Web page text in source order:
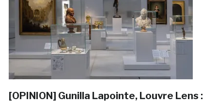
[OPINION] Gunilla Lapointe, Louvre Lens :